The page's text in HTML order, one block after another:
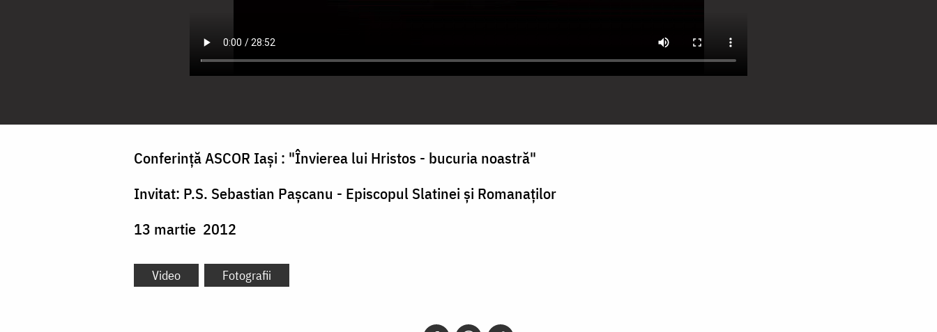
Conferinţă ASCOR Iaşi : "Învierea lui Hristos - bucuria noastră"
Invitat: P.S. Sebastian Paşcanu - Episcopul Slatinei şi Romanaţilor
13 martie 2012
Video Fotografii